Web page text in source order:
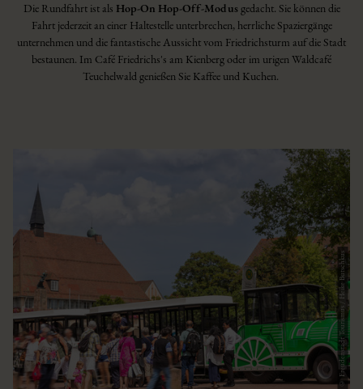
Die Rundfahrt ist als Hop-On Hop-Off-Modusgedacht. Sie können die
Fahrt jederzeit an einer Haltestelle unterbrechen, herrliche Spaziergänge
unternehmen und die fantastische Aussicht vom Friedrichsturm auf die Stadt
bestaunen. Im Café Friedrichs's am Kienberg oder im urigen Waldcafé
Teuchelwald genießen Sie Kaffee und Kuchen.
© Freudenstadt Tourismus / Heike Butschkus